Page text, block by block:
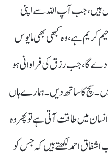
ہیں، جب آپ اللّہ سے اپنی
کریم ہے، وہ کبھی بھی مایوس
گا، جب رزق کی فراوانی ہو
سچ کا ساتھ دیں۔ ہمارے ہاں
میں طاقت آتی ہے تو پھر وہ
اشفاق احمد لکھتے ہیں کہ جس کو